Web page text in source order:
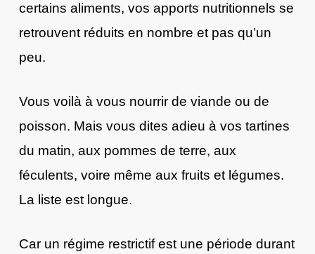
certains aliments, vos apports nutritionnels se
retrouvent réduits en nombre et pas qu’un
peu.
Vous voilà à vous nourrir de viande ou de
poisson. Mais vous dites adieu à vos tartines
du matin, aux pommes de terre, aux
féculents, voire même aux fruits et légumes.
La liste est longue.
Car un régime restrictif est une période durant